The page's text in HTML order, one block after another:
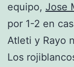
equipo, Jose
por 1-2 en
Atleti y Rayo
Los